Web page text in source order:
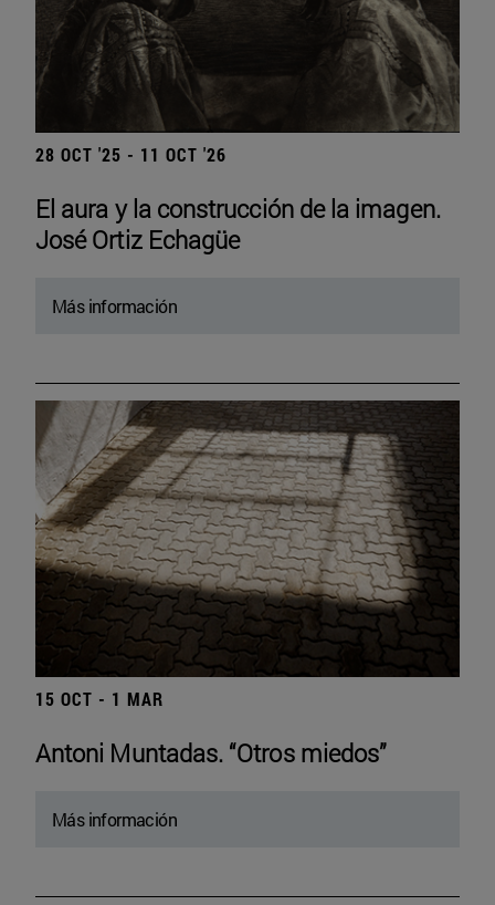
28 OCT '25 - 11 OCT '26
El aura y la construcción de la imagen.
José Ortiz Echagüe
Más información
15 OCT - 1 MAR
Antoni Muntadas. “Otros miedos”
Más información